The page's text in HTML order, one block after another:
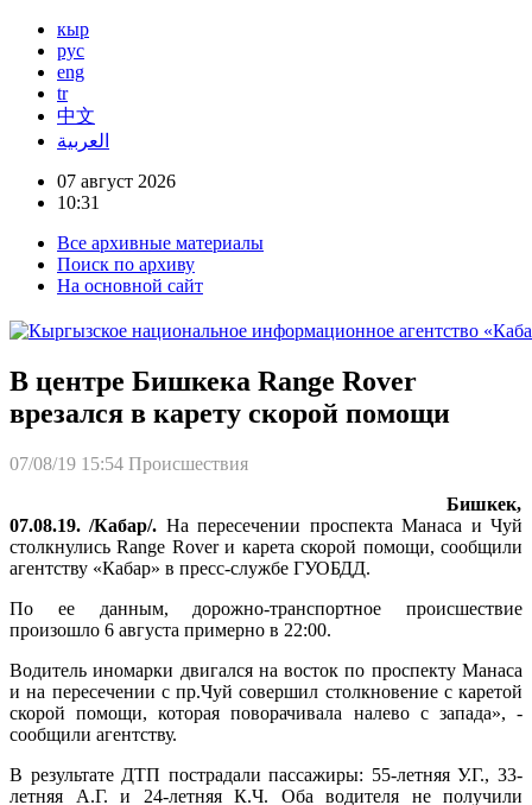
кыр
рус
eng
tr
中文
العربية
07 август 2026
10:31
Все архивные материалы
Поиск по архиву
На основной сайт
В центре Бишкека Range Rover
врезался в карету скорой помощи
07/08/19 15:54 Происшествия
Бишкек,
07.08.19. /Кабар/. На пересечении проспекта Манаса и Чуй
столкнулись Range Rover и карета скорой помощи, сообщили
агентству «Кабар» в пресс-службе ГУОБДД.
По ее данным, дорожно-транспортное происшествие
произошло 6 августа примерно в 22:00.
Водитель иномарки двигался на восток по проспекту Манаса
и на пересечении с пр.Чуй совершил столкновение с каретой
скорой помощи, которая поворачивала налево с запада», -
сообщили агентству.
В результате ДТП пострадали пассажиры: 55-летняя У.Г., 33-
летняя А.Г. и 24-летняя К.Ч. Оба водителя не получили